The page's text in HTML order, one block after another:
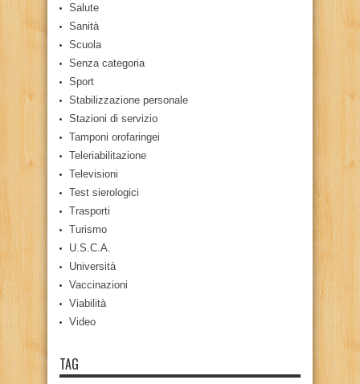
Salute
Sanità
Scuola
Senza categoria
Sport
Stabilizzazione personale
Stazioni di servizio
Tamponi orofaringei
Teleriabilitazione
Televisioni
Test sierologici
Trasporti
Turismo
U.S.C.A.
Università
Vaccinazioni
Viabilità
Video
TAG